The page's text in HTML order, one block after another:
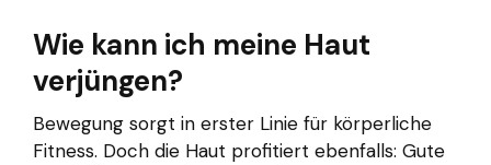
Wie kann ich meine Haut
verjüngen?
Bewegung sorgt in erster Linie für körperliche
Fitness. Doch die Haut profitiert ebenfalls: Gute